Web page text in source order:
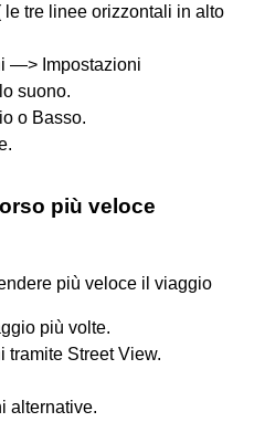
le tre linee orizzontali in alto
—> Impostazioni
suono.
o Basso.
più veloce
più veloce il viaggio
più volte.
tramite Street View.
alternative.